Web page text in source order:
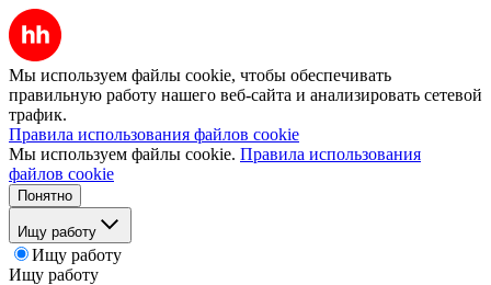
Мы используем файлы cookie, чтобы обеспечивать
правильную работу нашего веб-сайта и анализировать сетевой
трафик.
Правила использования файлов cookie
Мы используем файлы cookie. Правила использования
файлов cookie
Понятно
Ищу работу
Ищу работу
Ищу работу